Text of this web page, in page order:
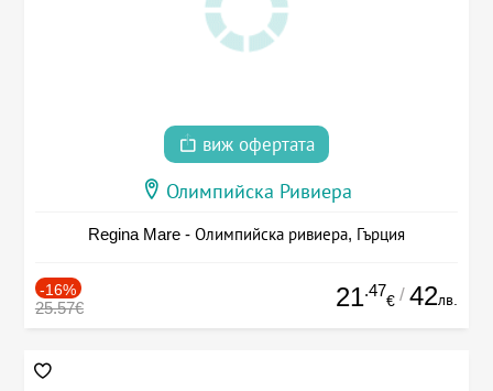
виж офертата
Олимпийска Ривиера
Regina Mare - Олимпийска ривиера, Гърция
-16%
25.57€ 21.47
€ / 42лв.